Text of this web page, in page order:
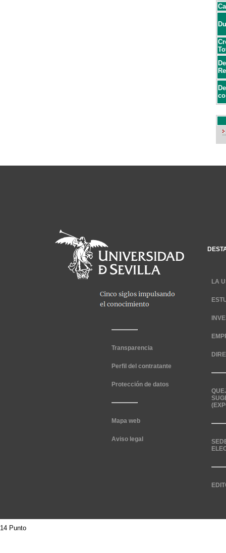
Transparencia
Perfil del contratante
Protección de datos
Mapa web
Aviso legal
LA
14 Punto